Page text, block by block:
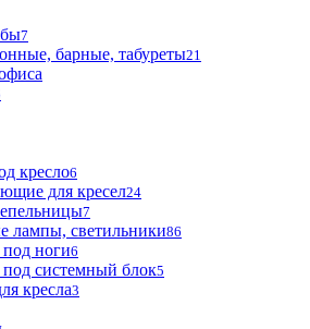
7
барные, табуреты21
кресло6
для кресел24
7
лампы, светильники86
ноги6
системный блок5
кресла3